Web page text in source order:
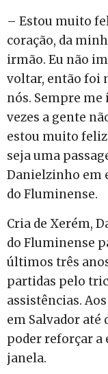
– Estou muito
coração, da
irmão. Eu não
voltar, então foi
nós. Sempre me
vezes a gente
estou muito feliz
seja uma
Danielzinho em
do Fluminense.
Cria de Xerém,
do Fluminense
últimos três
partidas pelo
assistências.
em Salvador até
poder reforçar a
janela.